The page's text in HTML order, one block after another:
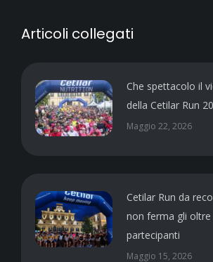
Articoli collegati
Che spettacolo il
della Cetilar Run
Maggio 22, 2026
Cetilar Run da
non ferma gli oltre
partecipanti
Maggio 15, 2026